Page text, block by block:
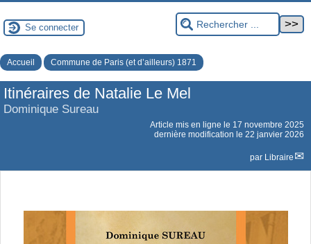
Se connecter
Accueil Commune de Paris (et d’ailleurs) 1871
Itinéraires de Natalie Le Mel
Dominique Sureau
Article mis en ligne le 17 novembre 2025
dernière modification le 22 janvier 2026
par Libraire